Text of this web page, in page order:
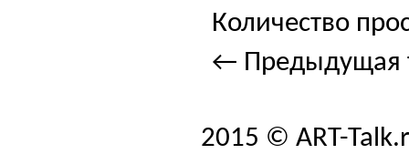
Количество
← Предыдущая
2015 © ART-